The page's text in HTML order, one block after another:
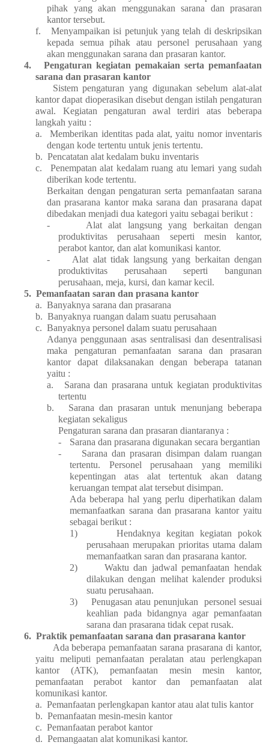
pihak yang akan menggunakan sarana dan prasaran
kantor tersebut.
f.
Menyampaikan isi petunjuk yang telah di deskripsikan
kepada semua pihak atau personel perusahaan yang
akan menggunakan sarana dan prasaran kantor.
4.
Pengaturan kegiatan pemakaian serta pemanfaatan
sarana dan prasaran kantor
Sistem pengaturan yang digunakan sebelum alat-alat
kantor dapat dioperasikan disebut dengan istilah pengaturan
awal. Kegiatan pengaturan awal terdiri atas beberapa
langkah yaitu :
a.
Memberikan identitas pada alat, yaitu nomor inventaris
dengan kode tertentu untuk jenis tertentu.
b. Pencatatan alat kedalam buku inventaris
c.
Penempatan alat kedalam ruang atu lemari yang sudah
diberikan kode tertentu.
Berkaitan dengan pengaturan serta pemanfaatan sarana
dan prasarana kantor maka sarana dan prasarana dapat
dibedakan menjadi dua kategori yaitu sebagai berikut :
-
Alat alat langsung yang berkaitan dengan
produktivitas perusahaan seperti mesin kantor,
perabot kantor, dan alat komunikasi kantor.
-
Alat alat tidak langsung yang berkaitan dengan
produktivitas perusahaan seperti bangunan
perusahaan, meja, kursi, dan kamar kecil.
5. Pemanfaatan saran dan prasana kantor
a. Banyaknya sarana dan prasarana
b. Banyaknya ruangan dalam suatu perusahaan
c. Banyaknya personel dalam suatu perusahaan
Adanya penggunaan asas sentralisasi dan desentralisasi
maka pengaturan pemanfaatan sarana dan prasaran
kantor dapat dilaksanakan dengan beberapa tatanan
yaitu :
a.
Sarana dan prasarana untuk kegiatan produktivitas
tertentu
b.
Sarana dan prasaran untuk menunjang beberapa
kegiatan sekaligus
Pengaturan sarana dan prasaran diantaranya :
-
Sarana dan prasarana digunakan secara bergantian
-
Sarana dan prasaran disimpan dalam ruangan
tertentu. Personel perusahaan yang memiliki
kepentingan atas alat tertentuk akan datang
keruangan tempat alat tersebut disimpan.
Ada beberapa hal yang perlu diperhatikan dalam
memanfaatkan sarana dan prasarana kantor yaitu
sebagai berikut :
1)
Hendaknya kegitan kegiatan pokok
perusahaan merupakan prioritas utama dalam
memanfaatkan saran dan prasarana kantor.
2)
Waktu dan jadwal pemanfaatan hendak
dilakukan dengan melihat kalender produksi
suatu perusahaan.
3)
Penugasan atau penunjukan
personel sesuai
keahlian pada bidangnya agar pemanfaatan
sarana dan prasarana tidak cepat rusak.
6. Praktik pemanfaatan sarana dan prasarana kantor
Ada beberapa pemanfaatan sarana prasarana di kantor,
yaitu meliputi pemanfaatan peralatan atau perlengkapan
kantor (ATK), pemanfaatan mesin mesin kantor,
pemanfaatan perabot kantor dan pemanfaatan alat
komunikasi kantor.
a. Pemanfaatan perlengkapan kantor atau alat tulis kantor
b. Pemanfaatan mesin-mesin kantor
c. Pemanfaatan perabot kantor
d. Pemangaatan alat komunikasi kantor.